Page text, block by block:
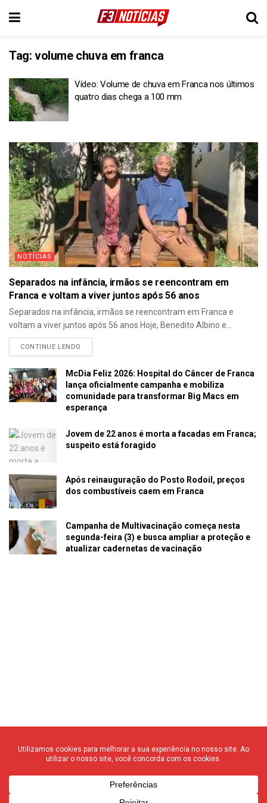
Tag: volume chuva em franca
Vídeo: Volume de chuva em Franca nos últimos
quatro dias chega a 100 mm
NOTÍCIAS
Separados na infância, irmãos se reencontram em
Franca e voltam a viver juntos após 56 anos
Separados na infância, irmãos se reencontram em Franca e
voltam a viver juntos após 56 anos Hoje, Benedito Albino e...
CONTINUE LENDO
McDia Feliz 2026: Hospital do Câncer de Franca
lança oficialmente campanha e mobiliza
comunidade para transformar Big Macs em
esperança
Jovem de 22 anos é morta a facadas em Franca;
suspeito está foragido
Após reinauguração do Posto Rodoil, preços
dos combustíveis caem em Franca
Campanha de Multivacinação começa nesta
segunda-feira (3) e busca ampliar a proteção e
atualizar cadernetas de vacinação
© 2020 F3 Notícias – Todos os direitos reservados